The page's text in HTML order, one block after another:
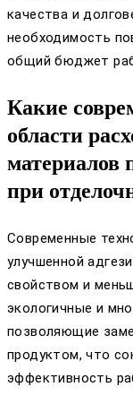
качества и
необходимость
общий бюджет
Какие
области
материалов
при
Современные
улучшенной
свойством и
экологичные и
позволяющие
продуктом, что
эффективность